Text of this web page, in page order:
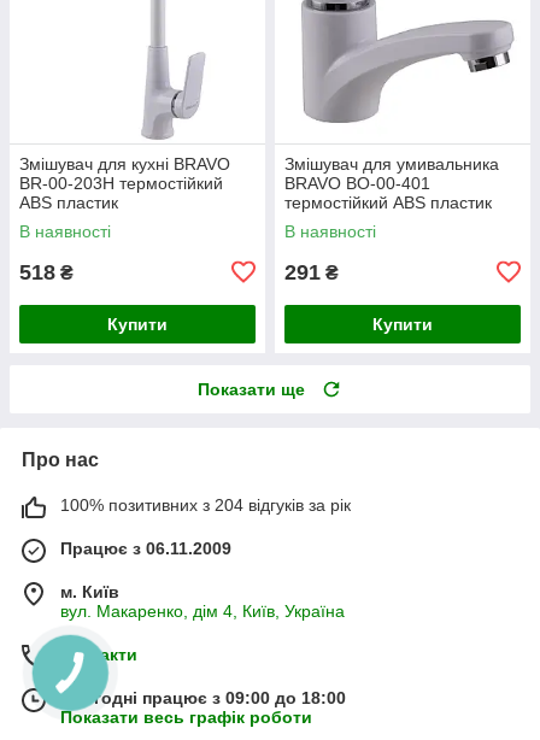
Змішувач для кухні BRAVO
BR-00-203H термостійкий
ABS пластик
В наявності
518 ₴
Купити
Змішувач для умивальника
BRAVO BO-00-401
термостійкий ABS пластик
В наявності
291 ₴
Купити
Показати ще
Про нас
100% позитивних з 204 відгуків за рік
Працює з 06.11.2009
м. Київ
вул. Макаренко, дім 4, Київ, Україна
Контакти
Сьогодні працює з 09:00 до 18:00
Показати весь графік роботи